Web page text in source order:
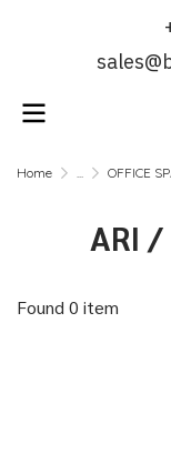
Home ... OFFICE
ARI /
Found 0 item